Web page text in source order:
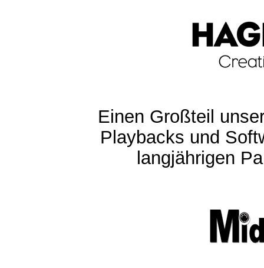
Einen Großteil
Playbacks und
langjährigen